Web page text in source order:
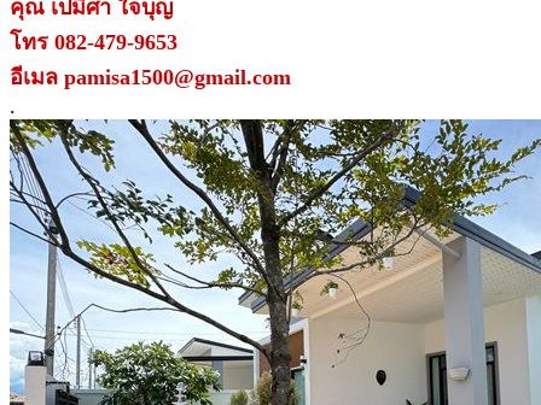
คุณ เปมิศา ใจบุญ
โทร 082-479-9653
อีเมล pamisa1500@gmail.com
.